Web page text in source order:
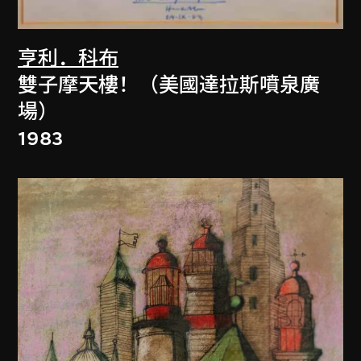
亨利．科布
雙子摩天樓！（美國達拉斯噴泉廣
場）
1983